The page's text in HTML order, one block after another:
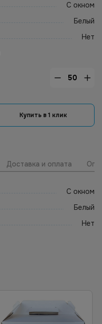
С окном
Белый
Нет
Купить в 1 клик
Доставка и оплата
С окном
Белый
Нет